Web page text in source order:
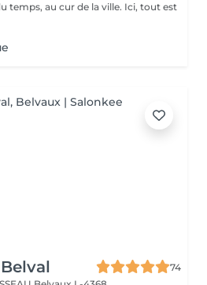
temps, au cur de la ville. Ici, tout est
74